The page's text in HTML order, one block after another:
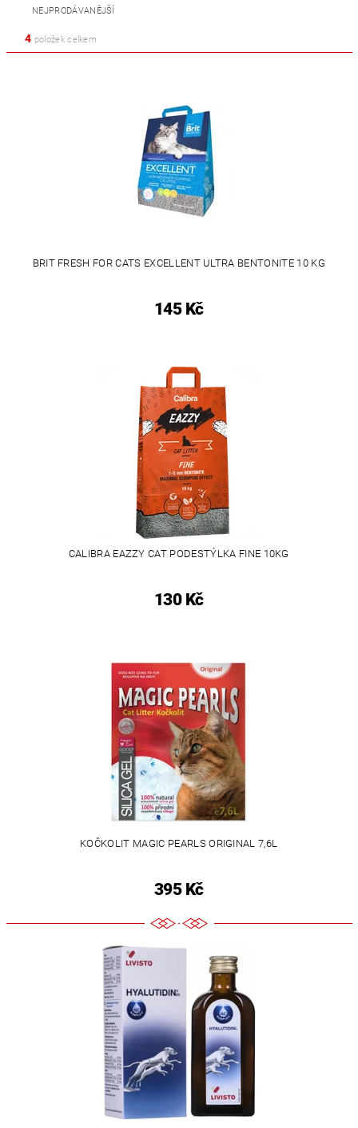
NEJPRODÁVANĚJŠÍ
4 položek celkem
BRIT FRESH FOR CATS EXCELLENT ULTRA BENTONITE 10 KG
145 Kč
CALIBRA EAZZY CAT PODESTÝLKA FINE 10KG
130 Kč
KOČKOLIT MAGIC PEARLS ORIGINAL 7,6L
395 Kč